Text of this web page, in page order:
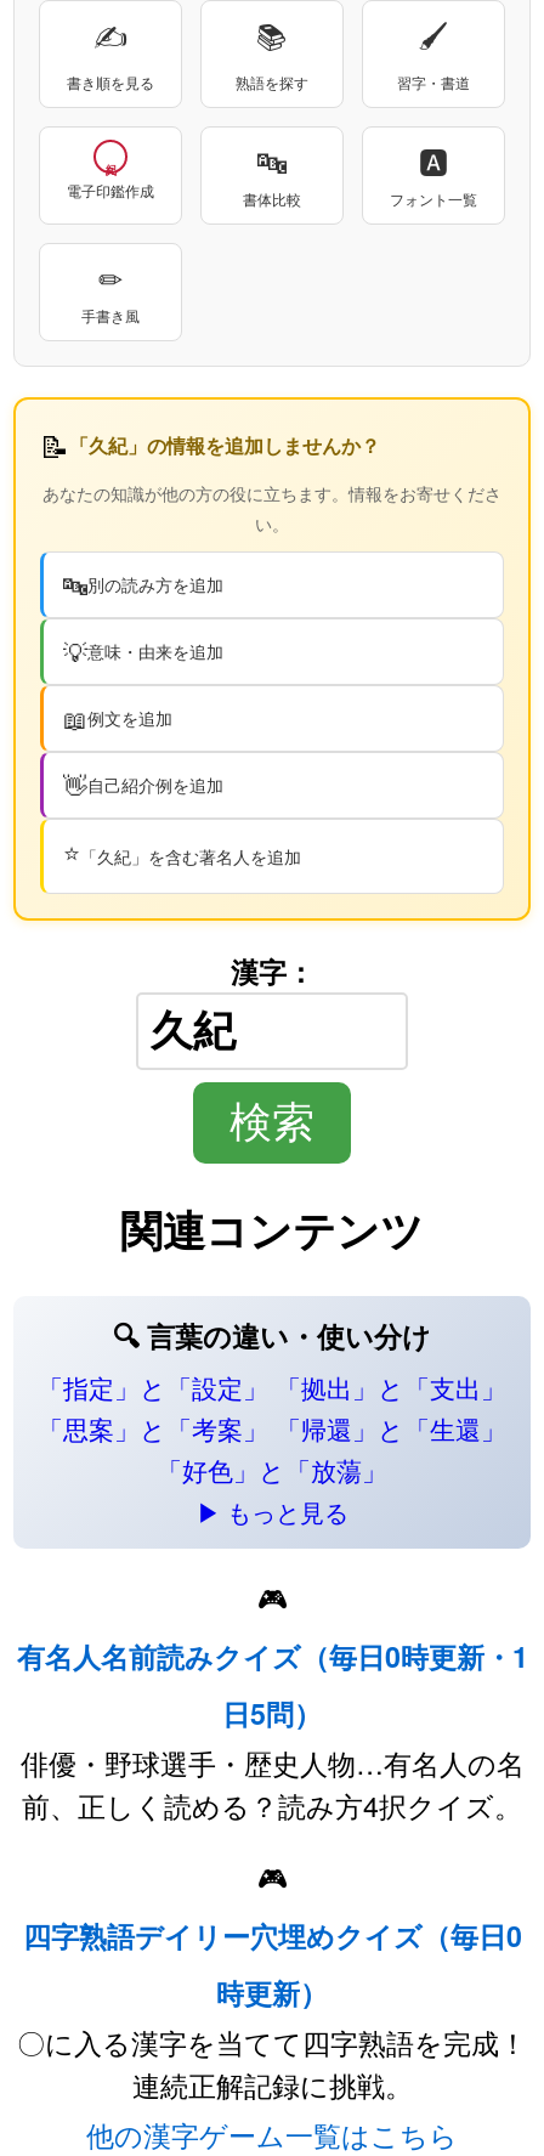
✍
書き順を見る
📚
熟語を探す
🖌
習字・書道
電子印鑑作成
🔤
書体比較
🅰
フォント一覧
✏
手書き風
📝 「久紀」の情報を追加しませんか？
あなたの知識が他の方の役に立ちます。情報をお寄せくださ
い。
🔤別の読み方を追加
💡意味・由来を追加
📖例文を追加
👋自己紹介例を追加
⭐ 「久紀」を含む著名人を追加
漢字：
関連コンテンツ
🔍 言葉の違い・使い分け
「指定」と「設定」
「拠出」と「支出」
「思案」と「考案」
「帰還」と「生還」
「好色」と「放蕩」
▶ もっと見る
🎮
有名人名前読みクイズ（毎日0時更新・1
日5問）
俳優・野球選手・歴史人物…有名人の名
前、正しく読める？読み方4択クイズ。
🎮
四字熟語デイリー穴埋めクイズ（毎日0
時更新）
〇に入る漢字を当てて四字熟語を完成！
連続正解記録に挑戦。
他の漢字ゲーム一覧はこちら